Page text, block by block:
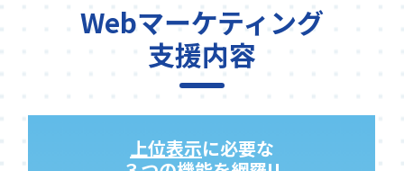
Webマーケティング
支援内容
上位表示に必要な